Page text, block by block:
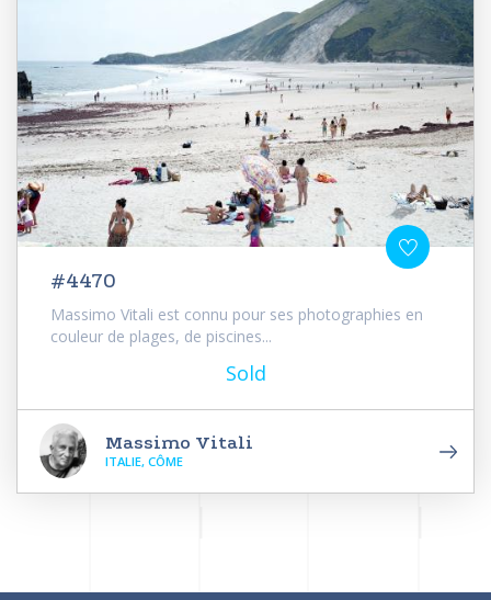
#4470
Massimo Vitali est connu pour ses photographies en
couleur de plages, de piscines...
Sold
Massimo Vitali
ITALIE, CÔME